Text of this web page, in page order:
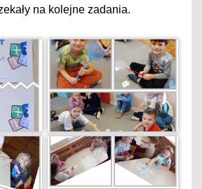
na kolejne zadania.